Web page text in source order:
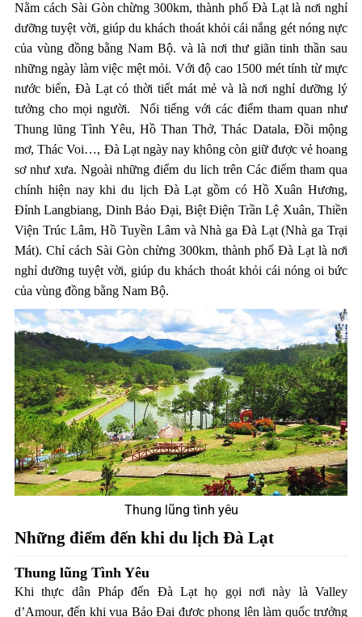
Nằm cách Sài Gòn chừng 300km, thành phố Đà Lạt là nơi nghỉ
dưỡng tuyệt vời, giúp du khách thoát khỏi cái nắng gét nóng nực
của vùng đồng bằng Nam Bộ. và là nơi thư giãn tinh thần sau
những ngày làm việc mệt mỏi. Với độ cao 1500 mét tính từ mực
nước biển, Đà Lạt có thời tiết mát mẻ và là nơi nghỉ dưỡng lý
tưởng cho mọi người. Nổi tiếng với các điểm tham quan như
Thung lũng Tình Yêu, Hồ Than Thở, Thác Datala, Đồi mộng
mơ, Thác Voi…, Đà Lạt ngày nay không còn giữ được vẻ hoang
sơ như xưa. Ngoài những điểm du lich trên Các điểm tham qua
chính hiện nay khi du lịch Đà Lạt gồm có Hồ Xuân Hương,
Đỉnh Langbiang, Dinh Bảo Đại, Biệt Điện Trần Lệ Xuân, Thiền
Viện Trúc Lâm, Hồ Tuyền Lâm và Nhà ga Đà Lạt (Nhà ga Trại
Mát). Chỉ cách Sài Gòn chừng 300km, thành phố Đà Lạt là nơi
nghỉ dưỡng tuyệt vời, giúp du khách thoát khỏi cái nóng oi bức
của vùng đồng bằng Nam Bộ.
Thung lũng tình yêu
Những điểm đến khi du lịch Đà Lạt
Thung lũng Tình Yêu
Khi thực dân Pháp đến Đà Lạt họ gọi nơi này là Valley
d’Amour, đến khi vua Bảo Đại được phong lên làm quốc trưởng